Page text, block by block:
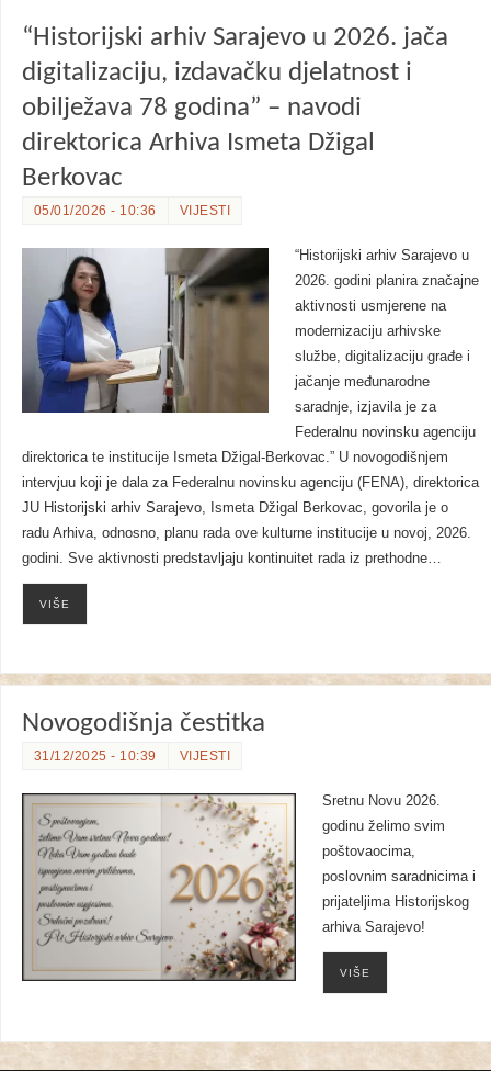
“Historijski arhiv Sarajevo u 2026. jača
digitalizaciju, izdavačku djelatnost i
obilježava 78 godina” – navodi
direktorica Arhiva Ismeta Džigal
Berkovac
05/01/2026 - 10:36 VIJESTI
“Historijski arhiv Sarajevo u
2026. godini planira značajne
aktivnosti usmjerene na
modernizaciju arhivske
službe, digitalizaciju građe i
jačanje međunarodne
saradnje, izjavila je za
Federalnu novinsku agenciju
direktorica te institucije Ismeta Džigal-Berkovac.” U novogodišnjem
intervjuu koji je dala za Federalnu novinsku agenciju (FENA), direktorica
JU Historijski arhiv Sarajevo, Ismeta Džigal Berkovac, govorila je o
radu Arhiva, odnosno, planu rada ove kulturne institucije u novoj, 2026.
godini. Sve aktivnosti predstavljaju kontinuitet rada iz prethodne…
VIŠE
Novogodišnja čestitka
31/12/2025 - 10:39 VIJESTI
Sretnu Novu 2026.
godinu želimo svim
poštovaocima,
poslovnim saradnicima i
prijateljima Historijskog
arhiva Sarajevo!
VIŠE